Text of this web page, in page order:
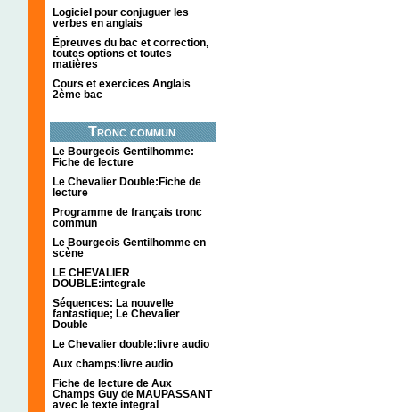
Logiciel pour conjuguer les
verbes en anglais
Épreuves du bac et correction,
toutes options et toutes
matières
Cours et exercices Anglais
2ème bac
Tronc commun
Le Bourgeois Gentilhomme:
Fiche de lecture
Le Chevalier Double:Fiche de
lecture
Programme de français tronc
commun
Le Bourgeois Gentilhomme en
scène
LE CHEVALIER
DOUBLE:integrale
Séquences: La nouvelle
fantastique; Le Chevalier
Double
Le Chevalier double:livre audio
Aux champs:livre audio
Fiche de lecture de Aux
Champs Guy de MAUPASSANT
avec le texte integral